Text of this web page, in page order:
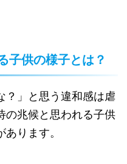
子供の様子とは？
？」と思う違和感は虐
の兆候と思われる子供
ります。